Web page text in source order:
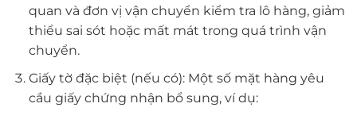
quan và đơn vị vận chuyển kiểm tra lô hàng, giảm
thiểu sai sót hoặc mất mát trong quá trình vận
chuyển.
Giấy tờ đặc biệt (nếu có): Một số mặt hàng yêu
cầu giấy chứng nhận bổ sung, ví dụ: